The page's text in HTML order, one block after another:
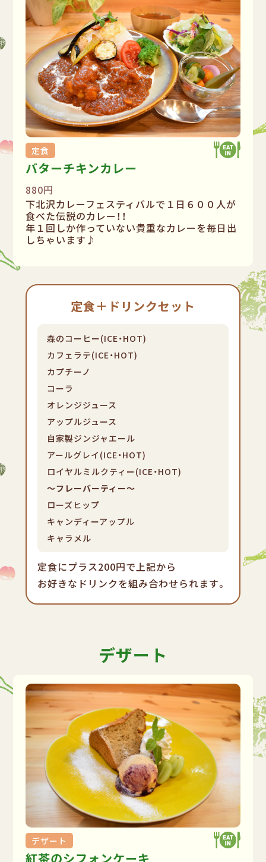
定食
バターチキンカレー
880円
下北沢カレーフェスティバルで１日６００人が
食べた伝説のカレー！！
年１回しか作っていない貴重なカレーを毎日出
しちゃいます♪
定食＋ドリンクセット
森のコーヒー(ICE・HOT)
カフェラテ(ICE・HOT)
カプチーノ
コーラ
オレンジジュース
アップルジュース
自家製ジンジャエール
アールグレイ(ICE・HOT)
ロイヤルミルクティー(ICE・HOT)
～フレーバーティー～
ローズヒップ
キャンディーアップル
キャラメル
定食にプラス200円で上記から
お好きなドリンクを組み合わせられます。
デザート
デザート
紅茶のシフォンケーキ